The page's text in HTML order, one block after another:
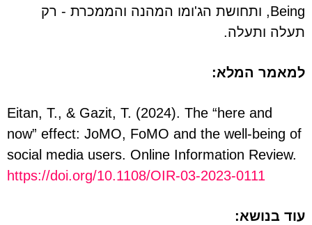
Being, ותחושת הג'ומו המהנה והממכרת - רק
תעלה ותעלה.
למאמר המלא:
Eitan, T., & Gazit, T. (2024). The “here and
now” effect: JoMO, FoMO and the well-being of
social media users. Online Information Review.
https://doi.org/10.1108/OIR-03-2023-0111
עוד בנושא: